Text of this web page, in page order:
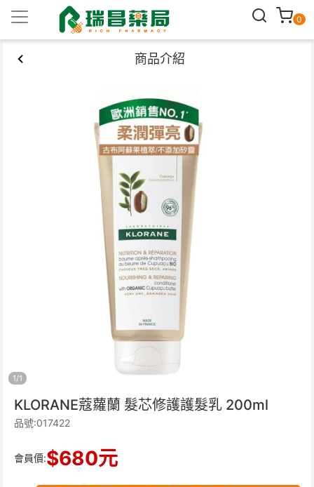
0
商品介紹
1/1
KLORANE蔻蘿蘭 髮芯修護護髮乳 200ml
品號:017422
會員價:$680元